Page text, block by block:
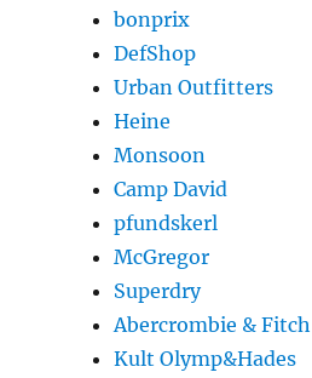
bonprix
DefShop
Urban Outfitters
Heine
Monsoon
Camp David
pfundskerl
McGregor
Superdry
Abercrombie & Fitch
Kult Olymp&Hades